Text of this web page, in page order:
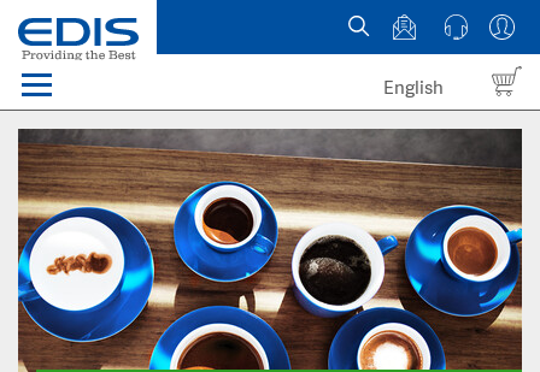
Menü
Domains
Webhosting Österreich
News
über EDIS
English